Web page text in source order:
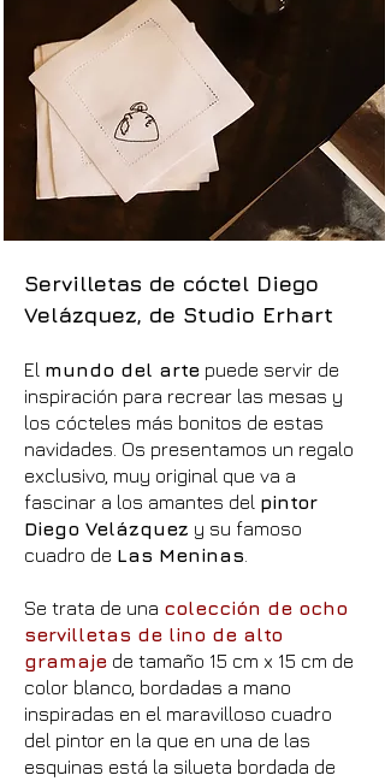
Servilletas de cóctel Diego
Velázquez, de Studio Erhart
El mundo del arte puede servir de
inspiración para recrear las mesas y
los cócteles más bonitos de estas
navidades. Os presentamos un regalo
exclusivo, muy original que va a
fascinar a los amantes del pintor
Diego Velázquez y su famoso
cuadro de Las Meninas
Se trata de una colección de ocho
servilletas de lino de alto
gramaje de tamaño 15 cm x 15 cm de
color blanco, bordadas a mano
inspiradas en el maravilloso cuadro
del pintor en la que en una de las
esquinas está la silueta bordada de